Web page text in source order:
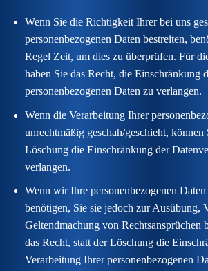
Wenn Sie die Richtigkeit Ihrer bei uns
personenbezogenen Daten bestreiten,
Regel Zeit, um dies zu überprüfen. Für
haben Sie das Recht, die Einschränkung
personenbezogenen Daten zu verlangen.
Wenn die Verarbeitung Ihrer
unrechtmäßig geschah/geschieht, können
Löschung die Einschränkung der
verlangen.
Wenn wir Ihre personenbezogenen
benötigen, Sie sie jedoch zur Ausübung,
Geltendmachung von Rechtsansprüchen
das Recht, statt der Löschung die
Verarbeitung Ihrer personenbezogenen